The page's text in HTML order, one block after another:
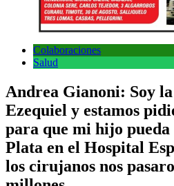
Colaboraciones
Salud
Andrea Gianoni: Soy
Ezequiel y estamos
para que mi hijo pueda
Plata en el Hospital
los cirujanos nos